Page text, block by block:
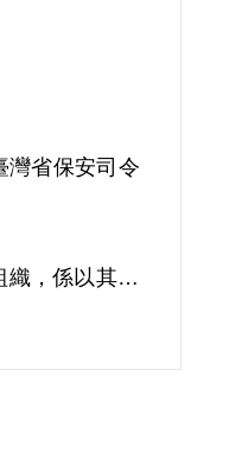
灣省保安司令
，係以其之
認本案非有